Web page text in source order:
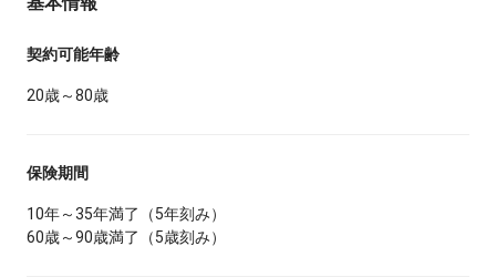
契約可能年齢
20歳～80歳
保険期間
10年～35年満了（5年刻み）
60歳～90歳満了（5歳刻み）